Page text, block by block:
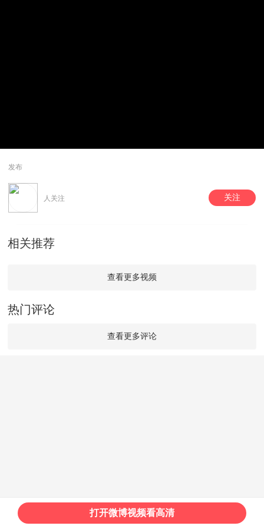
发布
人关注 关注
相关推荐
查看更多视频
热门评论
查看更多评论
打开微博视频看高清